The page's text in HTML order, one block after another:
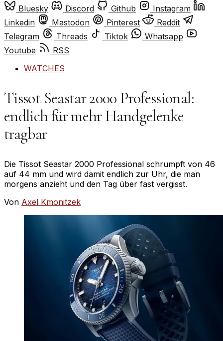
Bluesky
Discord Github
Instagram
Linkedin
Mastodon Pinterest
Reddit
Telegram
Threads Tiktok
Whatsapp
Youtube
RSS
WATCHES
Tissot Seastar 2000 Professional:
endlich für mehr Handgelenke
tragbar
Die Tissot Seastar 2000 Professional schrumpft von 46
auf 44 mm und wird damit endlich zur Uhr, die man
morgens anzieht und den Tag über fast vergisst.
Von Axel Kmonitzek